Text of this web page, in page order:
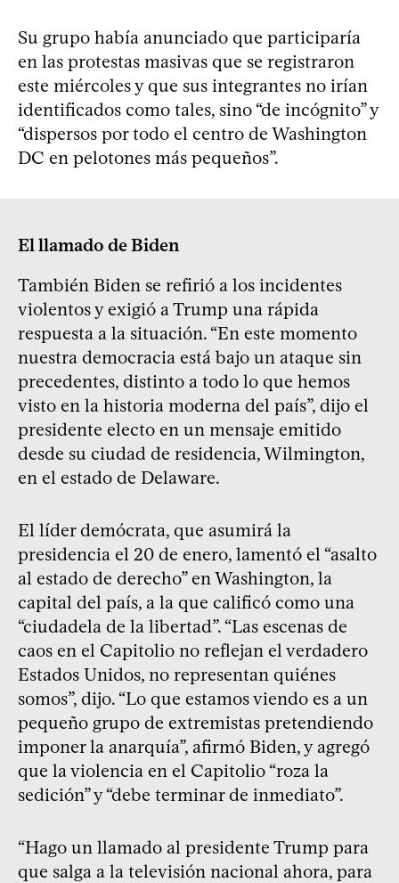
Su grupo había anunciado que participaría
en las protestas masivas que se registraron
este miércoles y que sus integrantes no irían
identificados como tales, sino “de incógnito” y
“dispersos por todo el centro de Washington
DC en pelotones más pequeños”.
El llamado de Biden
También Biden se refirió a los incidentes
violentos y exigió a Trump una rápida
respuesta a la situación. “En este momento
nuestra democracia está bajo un ataque sin
precedentes, distinto a todo lo que hemos
visto en la historia moderna del país”, dijo el
presidente electo en un mensaje emitido
desde su ciudad de residencia, Wilmington,
en el estado de Delaware.
El líder demócrata, que asumirá la
presidencia el 20 de enero, lamentó el “asalto
al estado de derecho” en Washington, la
capital del país, a la que calificó como una
“ciudadela de la libertad”. “Las escenas de
caos en el Capitolio no reflejan el verdadero
Estados Unidos, no representan quiénes
somos”, dijo. “Lo que estamos viendo es a un
pequeño grupo de extremistas pretendiendo
imponer la anarquía”, afirmó Biden, y agregó
que la violencia en el Capitolio “roza la
sedición” y “debe terminar de inmediato”.
“Hago un llamado al presidente Trump para
que salga a la televisión nacional ahora, para